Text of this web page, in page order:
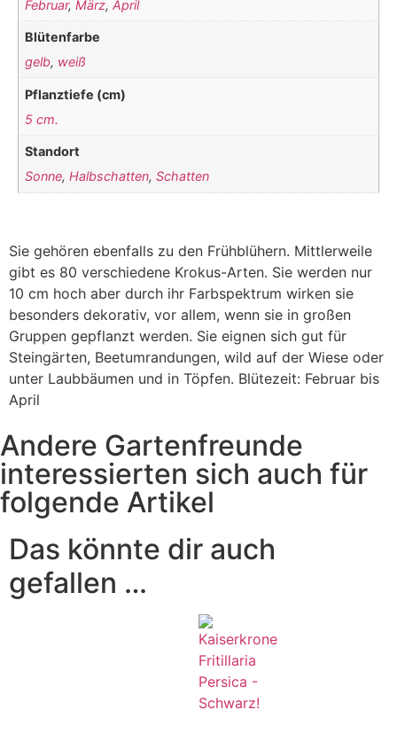
Februar,März,April
Blütenfarbe
gelb, weiß
Pflanztiefe (cm)
5 cm.
Standort
Sonne,Halbschatten,Schatten
Sie gehören ebenfalls zu den Frühblühern. Mittlerweile
gibt es 80 verschiedene Krokus-Arten. Sie werden nur
10 cm hoch aber durch ihr Farbspektrum wirken sie
besonders dekorativ, vor allem, wenn sie in großen
Gruppen gepflanzt werden. Sie eignen sich gut für
Steingärten, Beetumrandungen, wild auf der Wiese oder
unter Laubbäumen und in Töpfen. Blütezeit: Februar bis
April
Andere Gartenfreunde
interessierten sich auch für
folgende Artikel
Das könnte dir auch
gefallen …